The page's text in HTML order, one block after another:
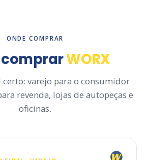
ONDE COMPRAR
comprarWORX
certo: varejo para o consumidor
revenda, lojas de autopeças e
oficinas.